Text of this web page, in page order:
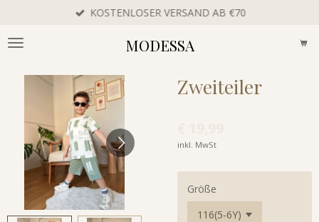
springen
MODESSA
KOSTENLOSER VERSAND AB €70
Zweiteiler
inkl. MwSt
Größe